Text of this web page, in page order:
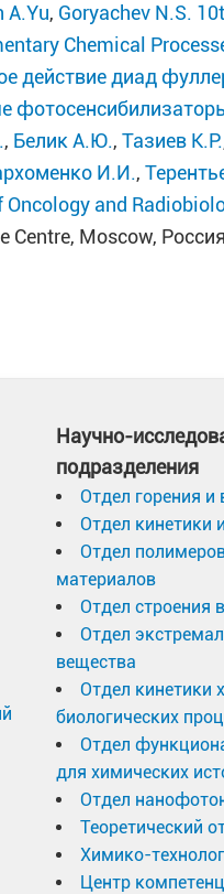
A.Yu, Goryachev N.S.
Chemical
действие диад
, Белик А.Ю.,Тазиев К.Р.
И.И.,
and
Centre, Moscow,
Научно-
подразделения
Отдел горения и
Отдел кинетики
Отдел
материалов
Отдел строения
Отдел
вещества
Отдел кинетики
биологических
Отдел
для химических
Отдел
Теоретический
Химико-
Центр